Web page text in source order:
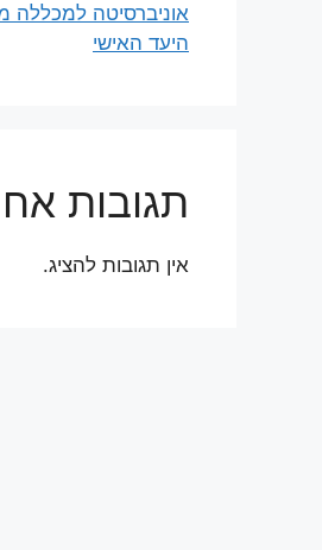
אוניברסיטה למכללה
היעד האישי
תגובות
אין תגובות להציג.